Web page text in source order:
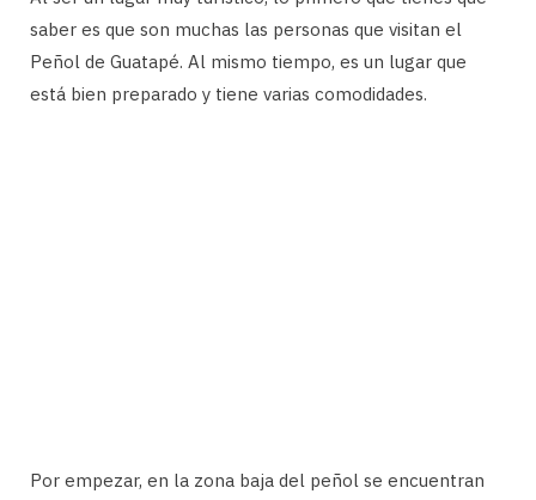
saber es que son muchas las personas que visitan el
Peñol de Guatapé. Al mismo tiempo, es un lugar que
está bien preparado y tiene varias comodidades.
Por empezar, en la zona baja del peñol se encuentran